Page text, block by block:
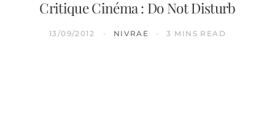
Critique Cinéma : Do Not Disturb
13/09/2012 NIVRAE 3 MINS READ